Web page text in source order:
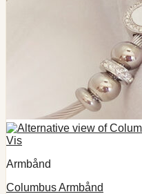
Vis
Armbånd
Columbus Armbånd